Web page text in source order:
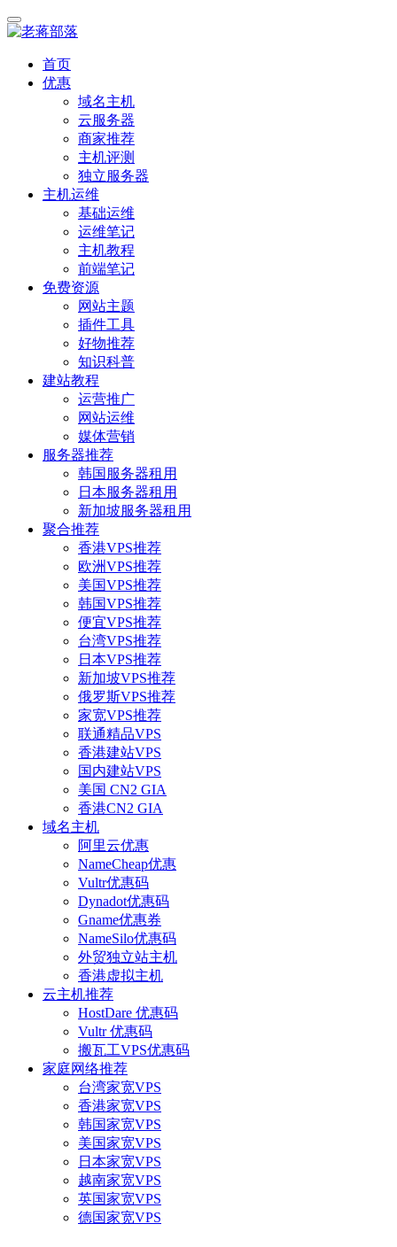
首页
优惠
域名主机
云服务器
商家推荐
主机评测
独立服务器
主机运维
基础运维
运维笔记
主机教程
前端笔记
免费资源
网站主题
插件工具
好物推荐
知识科普
建站教程
运营推广
网站运维
媒体营销
服务器推荐
韩国服务器租用
日本服务器租用
新加坡服务器租用
聚合推荐
香港VPS推荐
欧洲VPS推荐
美国VPS推荐
韩国VPS推荐
便宜VPS推荐
台湾VPS推荐
日本VPS推荐
新加坡VPS推荐
俄罗斯VPS推荐
家宽VPS推荐
联通精品VPS
香港建站VPS
国内建站VPS
美国 CN2 GIA
香港CN2 GIA
域名主机
阿里云优惠
NameCheap优惠
Vultr优惠码
Dynadot优惠码
Gname优惠券
NameSilo优惠码
外贸独立站主机
香港虚拟主机
云主机推荐
HostDare 优惠码
Vultr 优惠码
搬瓦工VPS优惠码
家庭网络推荐
台湾家宽VPS
香港家宽VPS
韩国家宽VPS
美国家宽VPS
日本家宽VPS
越南家宽VPS
英国家宽VPS
德国家宽VPS